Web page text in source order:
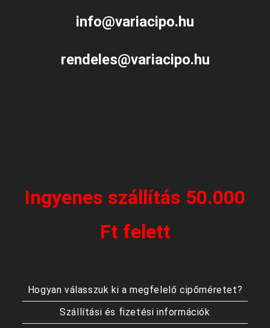
info@variacipo.hu
rendeles@variacipo.hu
Ingyenes szállítás 50.000
Ft felett
Hogyan válasszuk ki a megfelelő cipőméretet?
Szállítási és fizetési információk